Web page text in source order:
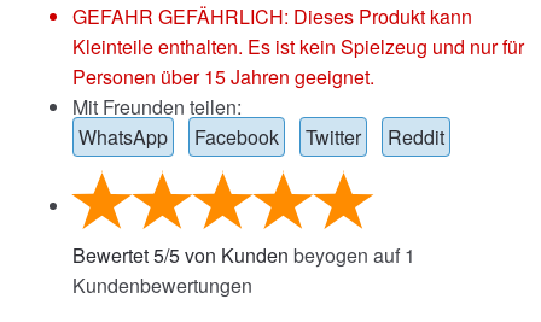
GEFAHR GEFÄHRLICH: Dieses Produkt kann
Kleinteile enthalten. Es ist kein Spielzeug und nur für
Personen über 15 Jahren geeignet.
Mit Freunden teilen:
WhatsApp
Facebook Twitter Reddit
Bewertet5/5von Kunden beyogen auf 1
Kundenbewertungen